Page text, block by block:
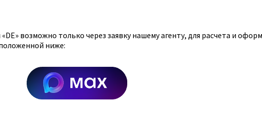
возможно только через заявку нашему агенту, для расчета и
ниже: